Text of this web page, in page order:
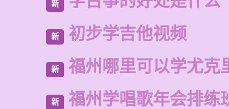
新
新 初步学吉他视频
新 福州哪里可以学尤克
新 福州学唱歌年会排练